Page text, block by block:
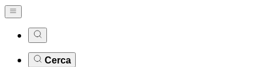
Cerca